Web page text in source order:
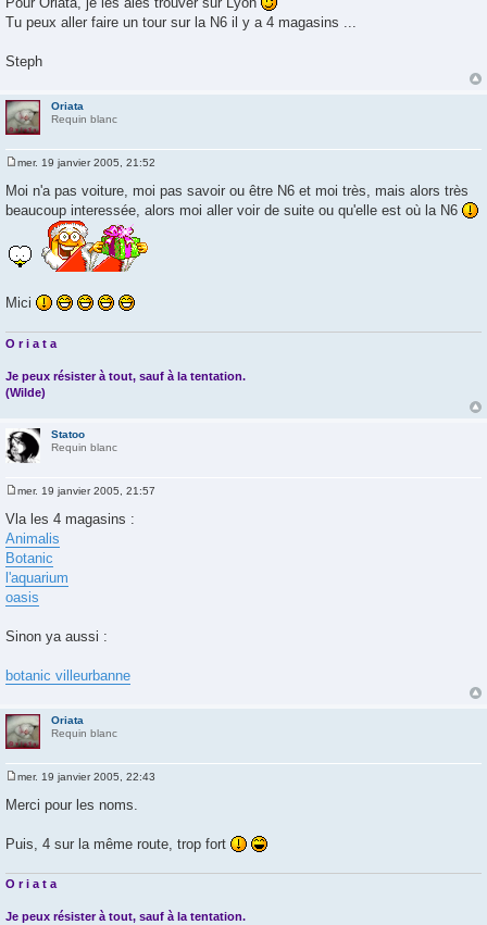
Tu peux aller faire un tour sur la N6 il y a 4 magasins ...
Steph
Oriata
Requin blanc
s
s
e
mer. 19 janvier 2005, 21:52
Moi n'a pas voiture, moi pas savoir ou être N6 et moi très, mais alors très
beaucoup interessée, alors moi aller voir de suite ou qu'elle est où la N6
Mici
O r i a t a
Je peux résister à tout, sauf à la tentation.
(Wilde)
Statoo
Requin blanc
s
s
g
e
mer. 19 janvier 2005, 21:57
Vla les 4 magasins :
Animalis
Botanic
l'aquarium
oasis
Sinon ya aussi :
botanic villeurbanne
Oriata
Requin blanc
s
a
g
mer. 19 janvier 2005, 22:43
Merci pour les noms.
Puis, 4 sur la même route, trop fort
O r i a t a
Je peux résister à tout, sauf à la tentation.